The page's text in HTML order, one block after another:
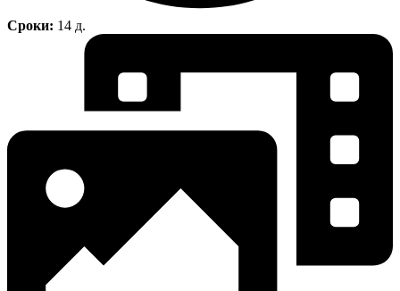
Сроки: 14 д.